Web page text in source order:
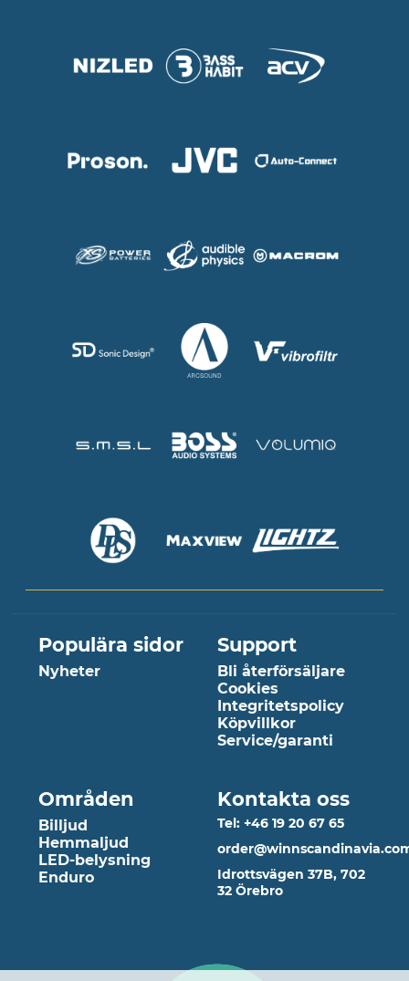
Populära sidor
Nyheter
Support
Bli återförsäljare
Cookies
Integritetspolicy
Köpvillkor
Service/garanti
Områden
Billjud
Hemmaljud
LED-belysning
Enduro
Kontakta oss
Tel: +46 19 20 67 65
Idrottsvägen 37B, 702
32 Örebro